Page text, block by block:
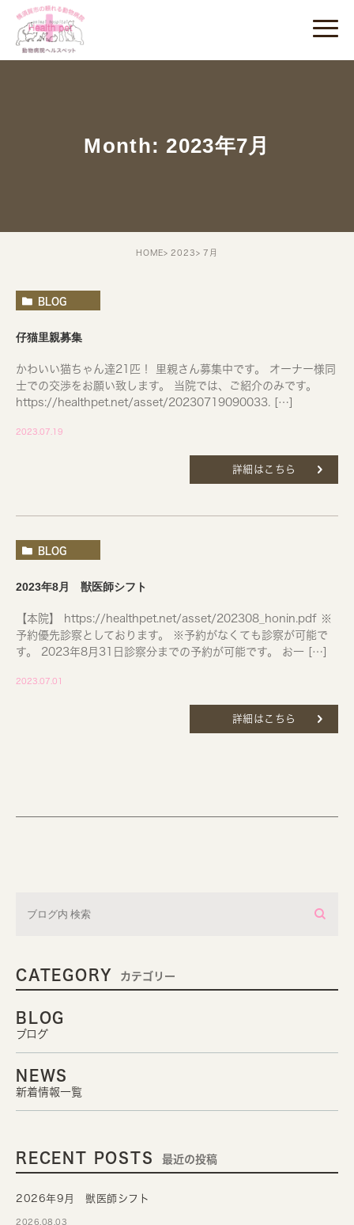
Month: 2023年7月
HOME 2023 7月
BLOG
仔猫里親募集
かわいい猫ちゃん達21匹！ 里親さん募集中です。 オーナー様同
士での交渉をお願い致します。 当院では、ご紹介のみです。
https://healthpet.net/asset/20230719090033. […]
2023.07.19
詳細はこちら
BLOG
2023年8月 獣医師シフト
【本院】 https://healthpet.net/asset/202308_honin.pdf ※
予約優先診察としております。 ※予約がなくても診察が可能で
す。 2023年8月31日診察分までの予約が可能です。 お一 […]
2023.07.01
詳細はこちら
CATEGORY カテゴリー
BLOG
ブログ
NEWS
新着情報一覧
RECENT POSTS 最近の投稿
2026年9月 獣医師シフト
2026.08.03